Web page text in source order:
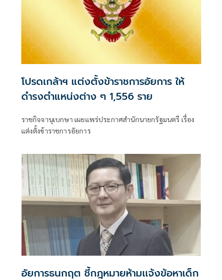
โปรดเกล้าฯ แต่งตั้งข้าราชการอัยการ ให้
ดำรงตำแหน่งต่าง ๆ 1,556 ราย
ราชกิจจานุเบกษา เผยแพร่ประกาศสำนักนายกรัฐมนตรี เรื่อง
แต่งตั้งข้าราชการอัยการ
อัยการธนกฤต ชี้กฎหมายห้ามเเจ้งข้อหาเด็ก